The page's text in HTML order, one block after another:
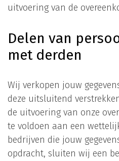
uitvoering van de
Delen van
met derden
Wij verkopen jouw
deze uitsluitend
de uitvoering van onze
te voldoen aan een
bedrijven die jouw
opdracht, sluiten wij een